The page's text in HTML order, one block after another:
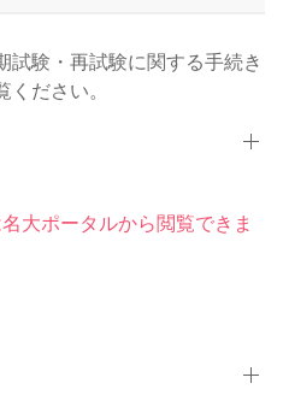
修正】令和8（2026）年度
と海外旅⾏保険について
者向け）令和8年度前期授
の包括掲示督促
急採用】等の取扱いについ
7年青森県東方沖を震源とす
に伴う災害救助法適用地域
計急変採用】及び貸与奨学
ついて
試験・再試験に関する手続き
ください。
大ポータルから閲覧できま